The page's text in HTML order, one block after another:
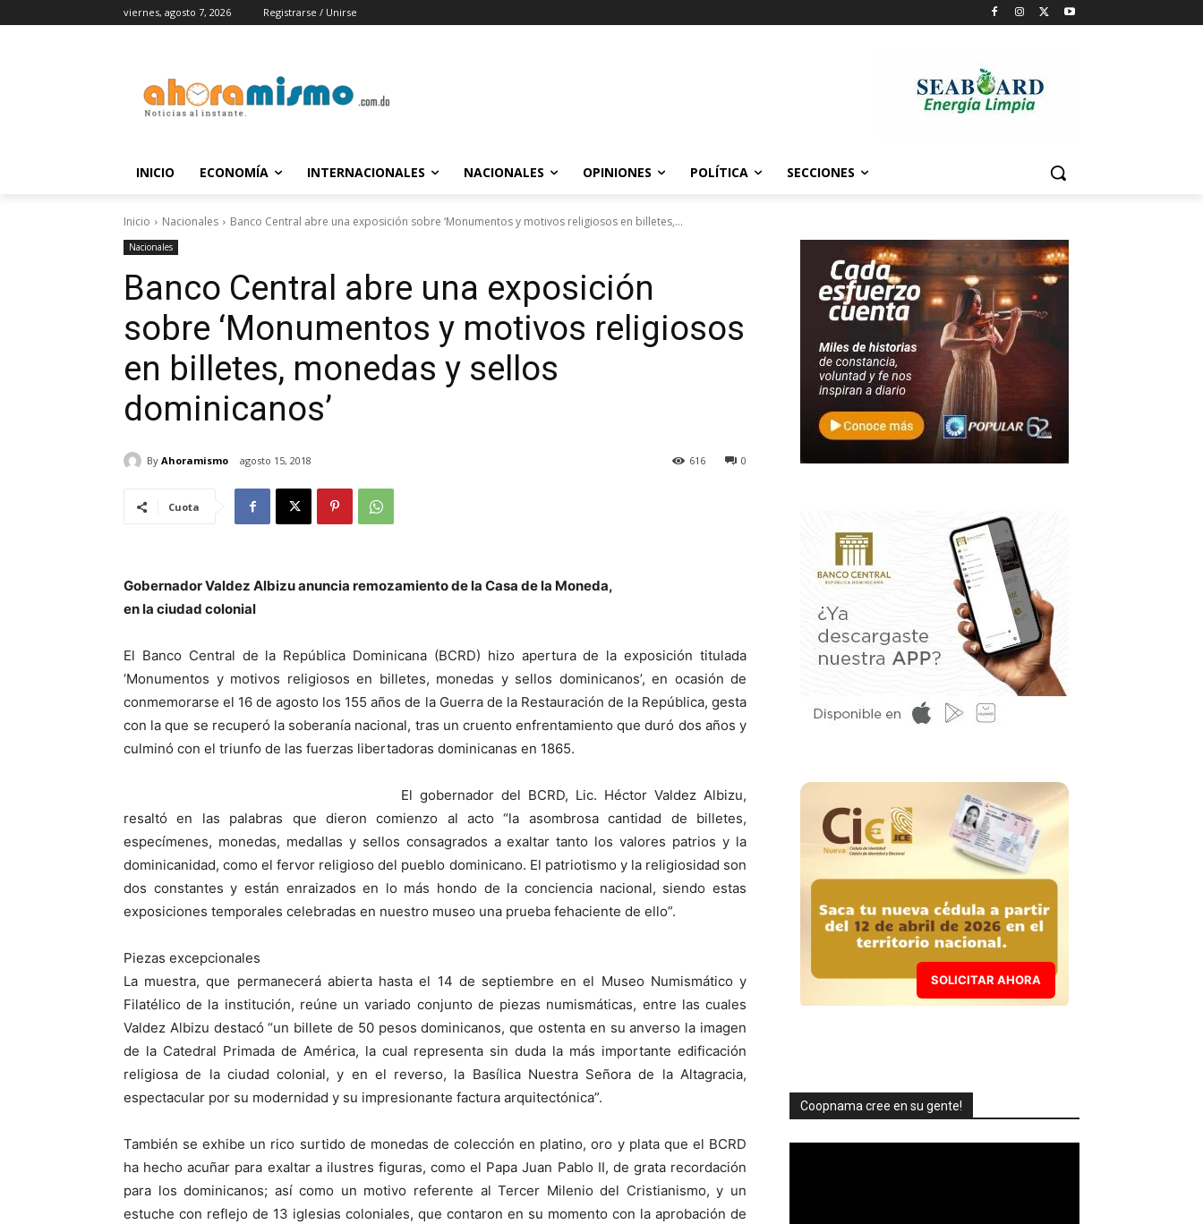
viernes, agosto 7, 2026 Registrarse / Unirse
INICIO ECONOMÍA INTERNACIONALES NACIONALES OPINIONES POLÍTICA SECCIONES
Inicio Nacionales Banco Central abre una exposición sobre ‘Monumentos y motivos religiosos en billetes,...
Nacionales
Banco Central abre una exposición
sobre ‘Monumentos y motivos religiosos
en billetes, monedas y sellos
dominicanos’
By Ahoramismo agosto 15, 2018 0
616
Cuota
Gobernador Valdez Albizu anuncia remozamiento de la Casa de la Moneda,
en la ciudad colonial
El Banco Central de la República Dominicana (BCRD) hizo apertura de la exposición titulada
‘Monumentos y motivos religiosos en billetes, monedas y sellos dominicanos’, en ocasión de
conmemorarse el 16 de agosto los 155 años de la Guerra de la Restauración de la República, gesta
con la que se recuperó la soberanía nacional, tras un cruento enfrentamiento que duró dos años y
culminó con el triunfo de las fuerzas libertadoras dominicanas en 1865.
El gobernador del BCRD, Lic. Héctor Valdez Albizu,
resaltó en las palabras que dieron comienzo al acto “la asombrosa cantidad de billetes,
especímenes, monedas, medallas y sellos consagrados a exaltar tanto los valores patrios y la
dominicanidad, como el fervor religioso del pueblo dominicano. El patriotismo y la religiosidad son
dos constantes y están enraizados en lo más hondo de la conciencia nacional, siendo estas
exposiciones temporales celebradas en nuestro museo una prueba fehaciente de ello”.
Piezas excepcionales
La muestra, que permanecerá abierta hasta el 14 de septiembre en el Museo Numismático y
Filatélico de la institución, reúne un variado conjunto de piezas numismáticas, entre las cuales
Valdez Albizu destacó “un billete de 50 pesos dominicanos, que ostenta en su anverso la imagen
de la Catedral Primada de América, la cual representa sin duda la más importante edificación
religiosa de la ciudad colonial, y en el reverso, la Basílica Nuestra Señora de la Altagracia,
espectacular por su modernidad y su impresionante factura arquitectónica”.
También se exhibe un rico surtido de monedas de colección en platino, oro y plata que el BCRD
ha hecho acuñar para exaltar a ilustres figuras, como el Papa Juan Pablo II, de grata recordación
para los dominicanos; así como un motivo referente al Tercer Milenio del Cristianismo, y un
estuche con reflejo de 13 iglesias coloniales, que contaron en su momento con la aprobación de
SOLICITAR AHORA
Coopnama cree en su gente!